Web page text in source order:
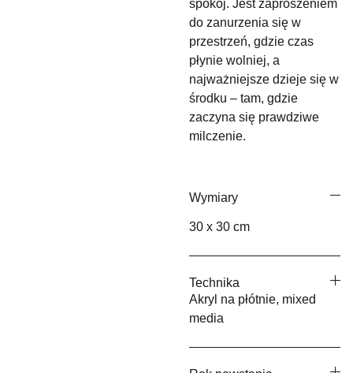
spokój. Jest zaproszeniem
do zanurzenia się w
przestrzeń, gdzie czas
płynie wolniej, a
najważniejsze dzieje się w
środku – tam, gdzie
zaczyna się prawdziwe
milczenie.
Wymiary
30 x 30 cm
Technika
Akryl na płótnie, mixed
media